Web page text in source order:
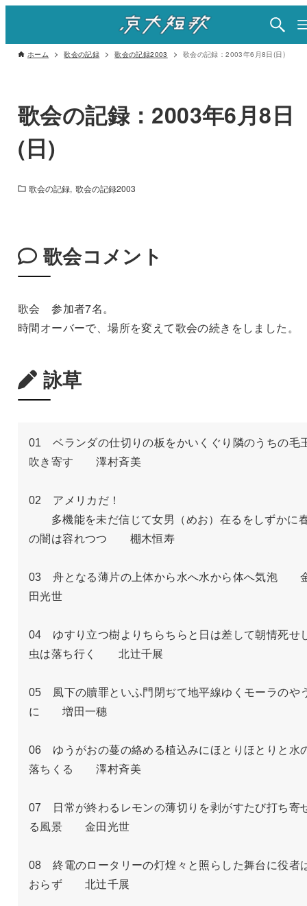
ホーム 歌会の記録 歌会の記録2003 歌会の記録：2003年6月8日(日)
歌会の記録：2003年6月8日
(日)
歌会の記録 歌会の記録2003
歌会コメント
歌会 参加者7名。
時間オーバーで、場所を変えて歌会の続きをしました。
詠草
01　ベランダの仕切りの板をかいくぐり隣のうちの毛
吹き寄す　　澤村斉美
02　アメリカだ！
多機能を未だ信じて女男（めお）在るをしずかに
の闇は容れつつ　　棚木恒寿
03　舟となる薄片の上体から水へ水から体へ気泡　　
田光世
04　ゆすり立つ樹よりちらちらと日は差して朝情死せ
虫は落ち行く　　北辻千展
05　風下の贖罪といふ門閉ぢて地平線ゆくモーラのや
に　　増田一穗
06　ゆうがおの蔓の絡める植込みにほとりほとりと水
落ちくる　　澤村斉美
07　日常が終わるレモンの薄切りを剥がすたび打ち寄
る風景　　金田光世
08　終電のロータリーの灯煌々と照らした舞台に役者
おらず　　北辻千展